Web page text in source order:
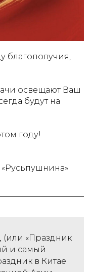
благополучия,
освещают Ваш
будут на
году!
(или «Праздник
и самый
в Китае